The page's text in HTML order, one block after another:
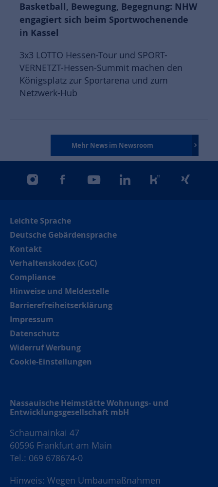
Basketball, Bewegung, Begegnung: NHW
engagiert sich beim Sportwochenende
in Kassel
3x3 LOTTO Hessen-Tour und SPORT-
VERNETZT-Hessen-Summit machen den
Königsplatz zur Sportarena und zum
Netzwerk-Hub
Mehr News im Newsroom
instagramfacebookyoutubelinkedinkununuxing
Leichte Sprache
Deutsche Gebärdensprache
Kontakt
Verhaltenskodex (CoC)
Compliance
Hinweise und Meldestelle
Barrierefreiheitserklärung
Impressum
Datenschutz
Widerruf Werbung
Cookie-Einstellungen
Nassauische Heimstätte Wohnungs- und
Entwicklungsgesellschaft mbH
Schaumainkai 47
60596 Frankfurt am Main
Tel.: 069 678674-0
Hinweis: Wegen Umbaumaßnahmen